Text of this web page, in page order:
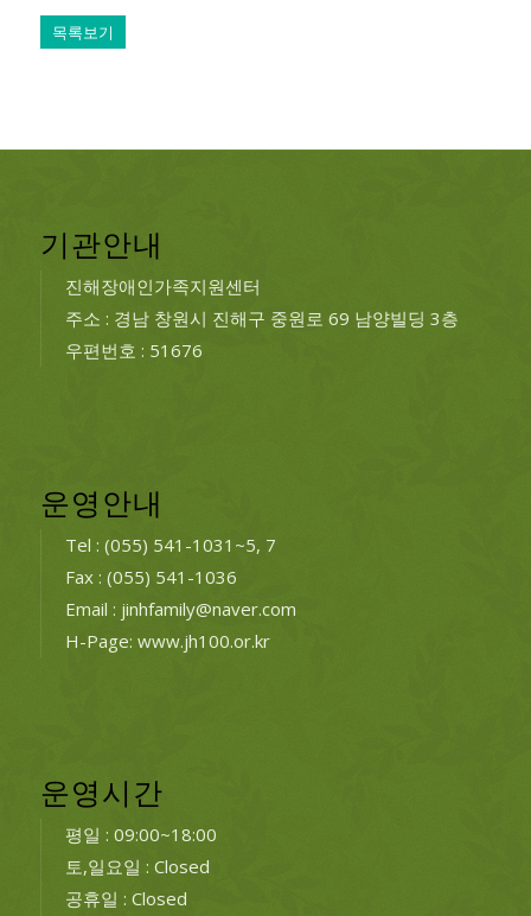
목록보기
기관안내
진해장애인가족지원센터
주소 : 경남 창원시 진해구 중원로 69 남양빌딩 3층
우편번호 : 51676
운영안내
Tel : (055) 541-1031~5, 7
Fax : (055) 541-1036
Email : jinhfamily@naver.com
H-Page: www.jh100.or.kr
운영시간
평일 : 09:00~18:00
토,일요일 : Closed
공휴일 : Closed